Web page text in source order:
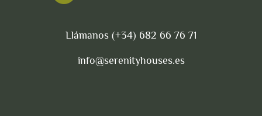
Llámanos (+34) 682 66 76 71
info@serenityhouses.es